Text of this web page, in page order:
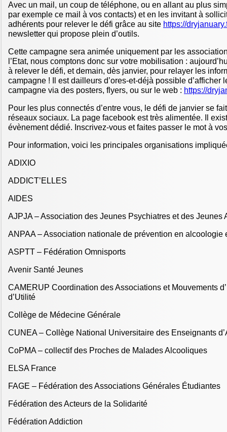
Avec un mail, un coup de téléphone, ou en allant au plus
par exemple ce mail à vos contacts) et en les invitant à
adhérents pour relever le défi grâce au site https://
newsletter qui propose plein d’outils.
Cette campagne sera animée uniquement par les
l’Etat, nous comptons donc sur votre mobilisation :
à relever le défi, et demain, dès janvier, pour relayer les
campagne ! Il est dailleurs d’ores-et-déjà possible d’afficher
campagne via des posters, flyers, ou sur le web : https://
Pour les plus connectés d’entre vous, le défi de janvier se
réseaux sociaux. La page facebook est très alimentée. Il
évènement dédié. Inscrivez-vous et faites passer le mot à
Pour information, voici les principales organisations
ADIXIO
ADDICT’ELLES
AIDES
AJPJA – Association des Jeunes Psychiatres et des Jeunes
ANPAA – Association nationale de prévention en alcoologie
ASPTT – Fédération Omnisports
Avenir Santé Jeunes
CAMERUP Coordination des Associations et Mouvements
d’Utilité
Collège de Médecine Générale
CUNEA – Collège National Universitaire des Enseignants
CoPMA – collectif des Proches de Malades Alcooliques
ELSA France
FAGE – Fédération des Associations Générales Étudiantes
Fédération des Acteurs de la Solidarité
Fédération Addiction